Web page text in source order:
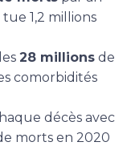
1,2 millions
28 millions de
comorbidités
décès avec
morts en 2020